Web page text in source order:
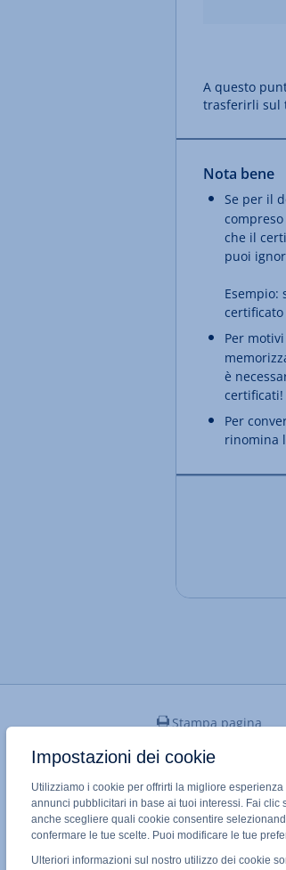
A questo
trasferirli sul
Nota bene
Se per il
che il
puoi
Per
è
certificati!
Per
rinomina
Stampa pagina
Applicazione Mobile
Impostazioni dei cookie
Utilizziamo i cookie per offrirti la migliore
annunci pubblicitari in base ai tuoi interessi. Fai clic
anche scegliere quali cookie consentire
confermare le tue scelte. Puoi modificare le tue
Ulteriori informazioni sul nostro utilizzo dei cookie